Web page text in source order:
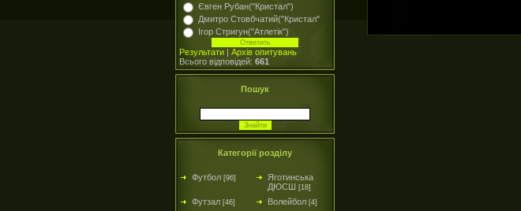
Євген Рубан("Кристал")
Дмитро Стовбчатий("Кристал"
Ігор Стригун("Атлетік")
Результати | Архів опитувань
Всього відповідей: 661
Пошук
Категорії розділу
Футбол [96]
Яготинська
ДЮСШ [18]
Футзал [46] Волейбол [4]